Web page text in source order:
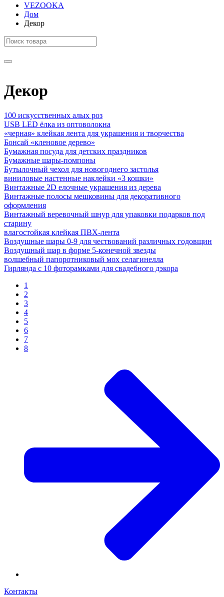
VEZOOKA
Дом
Декор
Декор
100 искусственных алых роз
USB LED ёлка из оптоволокна
«черная» клейкая лента для украшения и творчества
Бонсай «кленовое дерево»
Бумажная посуда для детских праздников
Бумажные шары-помпоны
Бутылочный чехол для новогоднего застолья
виниловые настенные наклейки «3 кошки»
Винтажные 2D елочные украшения из дерева
Винтажные полосы мешковины для декоративного
оформления
Винтажный веревочный шнур для упаковки подарков под
старину
влагостойкая клейкая ПВХ-лента
Воздушные шары 0-9 для чествований различных годовщин
Воздушный шар в форме 5-конечной звезды
волшебный папоротниковый мох селагинелла
Гирлянда с 10 фоторамками для свадебного дэкора
1
2
3
4
5
6
7
8
Контакты